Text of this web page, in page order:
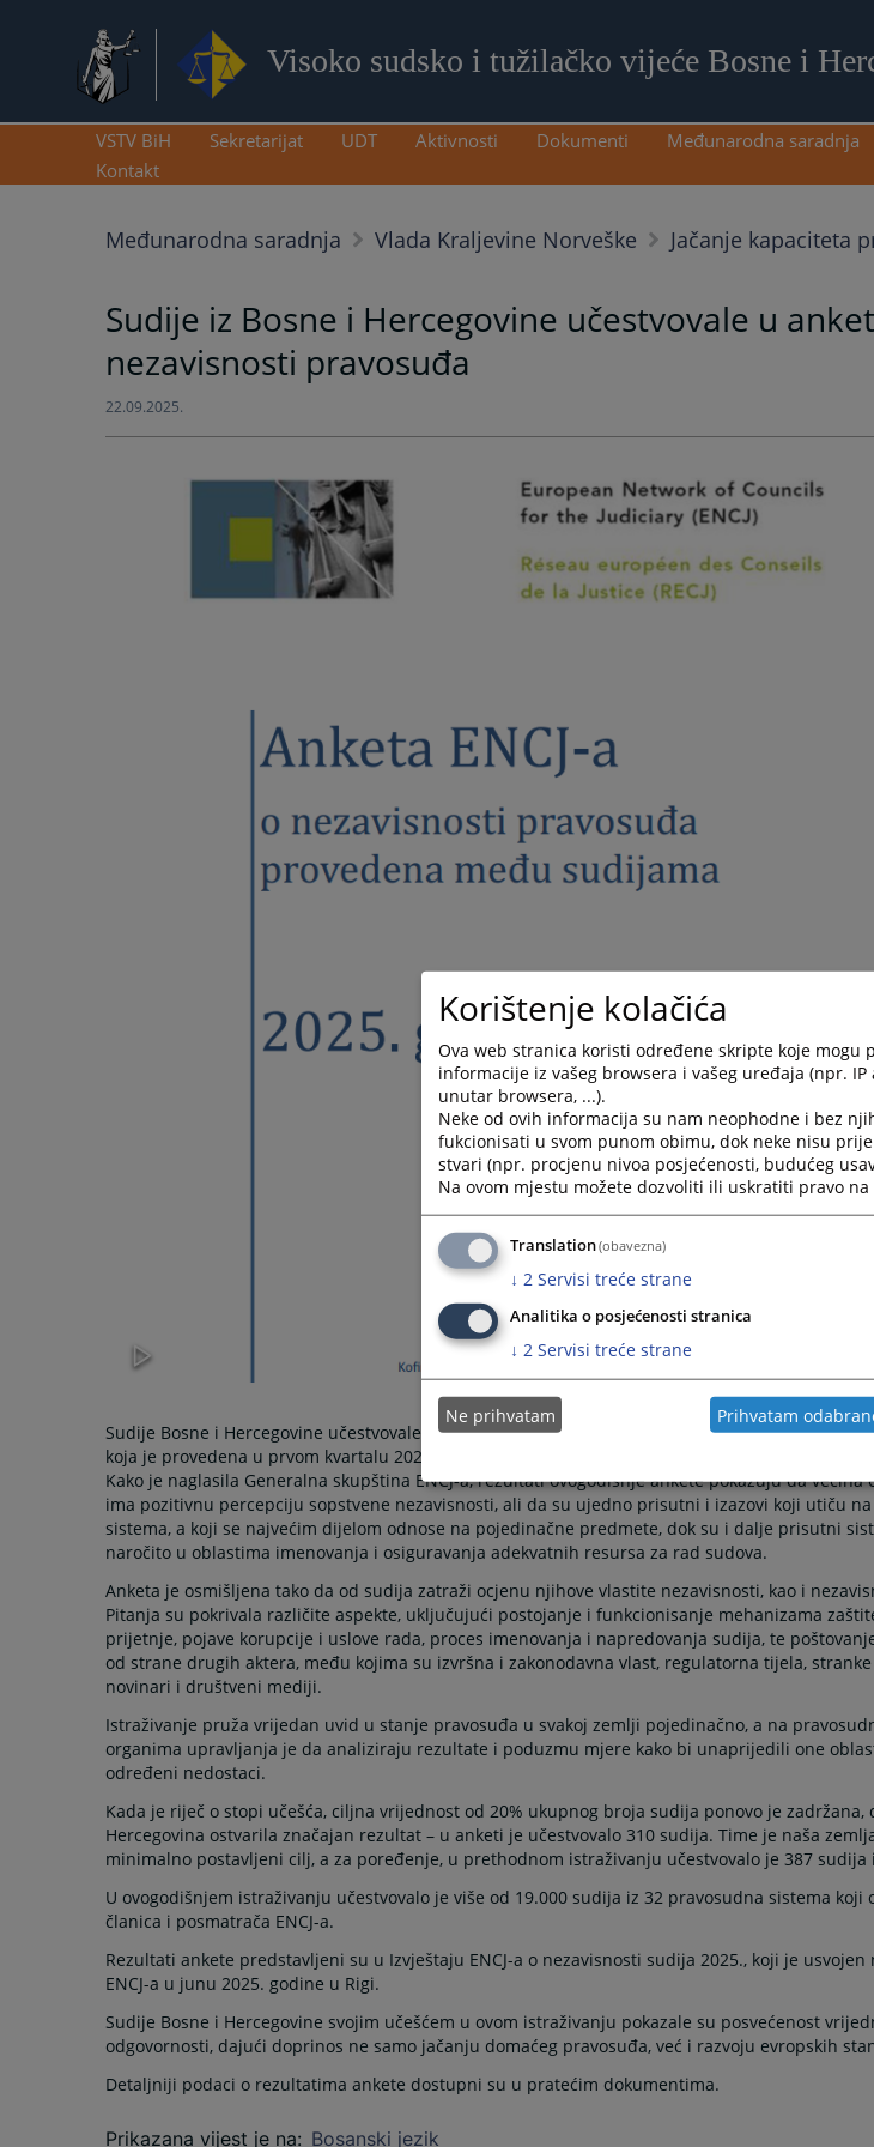
Visoko sudsko i tužilačko vijeće Bosne i
VSTV BiH Sekretarijat UDT Aktivnosti Dokumenti Međunarodna saradnja
Kontakt
Međunarodna saradnja Vlada Kraljevine Norveške Jačanje kapaciteta
Sudije iz Bosne i Hercegovine učestvovale u
nezavisnosti pravosuđa
22.09.2025.
Sudije Bosne i Hercegovine učestvovale su u anketi Evropske mreže pravosudnih vijeća (ENCJ)
koja je provedena u prvom kvartalu 2025. godine među sudijama evropskih zemalja.
Kako je naglasila Generalna skupština ENCJ-a, rezultati ovogodišnje ankete pokazuju da
ima pozitivnu percepciju sopstvene nezavisnosti, ali da su ujedno prisutni i izazovi koji utiču
sistema, a koji se najvećim dijelom odnose na pojedinačne predmete, dok su i dalje prisutni
naročito u oblastima imenovanja i osiguravanja adekvatnih resursa za rad sudova.
Anketa je osmišljena tako da od sudija zatraži ocjenu njihove vlastite nezavisnosti, kao i
Pitanja su pokrivala različite aspekte, uključujući postojanje i funkcionisanje mehanizama
prijetnje, pojave korupcije i uslove rada, proces imenovanja i napredovanja sudija, te
od strane drugih aktera, među kojima su izvršna i zakonodavna vlast, regulatorna tijela,
novinari i društveni mediji.
Istraživanje pruža vrijedan uvid u stanje pravosuđa u svakoj zemlji pojedinačno, a na
organima upravljanja je da analiziraju rezultate i poduzmu mjere kako bi unaprijedili one
određeni nedostaci.
Kada je riječ o stopi učešća, ciljna vrijednost od 20% ukupnog broja sudija ponovo je zadržana,
Hercegovina ostvarila značajan rezultat – u anketi je učestvovalo 310 sudija. Time je naša
minimalno postavljeni cilj, a za poređenje, u prethodnom istraživanju učestvovalo je 387 sudija
U ovogodišnjem istraživanju učestvovalo je više od 19.000 sudija iz 32 pravosudna sistema koji
članica i posmatrača ENCJ-a.
Rezultati ankete predstavljeni su u Izvještaju ENCJ-a o nezavisnosti sudija 2025., koji je
ENCJ-a u junu 2025. godine u Rigi.
Sudije Bosne i Hercegovine svojim učešćem u ovom istraživanju pokazale su posvećenost
odgovornosti, dajući doprinos ne samo jačanju domaćeg pravosuđa, već i razvoju evropskih
Detaljniji podaci o rezultatima ankete dostupni su u pratećim dokumentima.
Prikazana vijest je na: Bosanski jezik
Korištenje kolačića
Ova web stranica koristi određene skripte koje
informacije iz vašeg browsera i vašeg uređaja (npr.
unutar browsera, ...).
Neke od ovih informacija su nam neophodne i bez
fukcionisati u svom punom obimu, dok neke nisu
stvari (npr. procjenu nivoa posjećenosti, budućeg
Na ovom mjestu možete dozvoliti ili uskratiti pravo
Translation(obavezna)
↓ 2 Servisi treće strane
Analitika o posjećenosti stranica
↓ 2 Servisi treće strane
Ne prihvatam Prihvatam